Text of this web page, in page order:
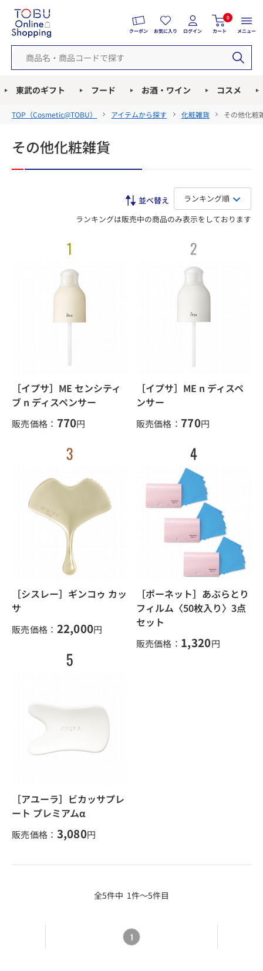
クーポン お気に入り ログイン
0
カート メニュー
東武のギフト フード お酒・ワイン コスメ
TOP（Cosmetic@TOBU） アイテムから探す 化粧雑貨 その他化粧
その他化粧雑貨
ランキング順
ランキングは販売中の商品のみ表示をしております
［イプサ］ME センシティ
ブ n ディスペンサー
販売価格： 770円
［イプサ］ME n ディスペ
ンサー
販売価格： 770円
［シスレー］ギンコゥ カッ
サ
販売価格： 22,000円
［ポーネット］あぶらとり
フィルム〈50枚入り〉3点
セット
販売価格： 1,320円
［アユーラ］ビカッサプレ
ート プレミアムα
販売価格： 3,080円
全5件中 1件～5件目
1